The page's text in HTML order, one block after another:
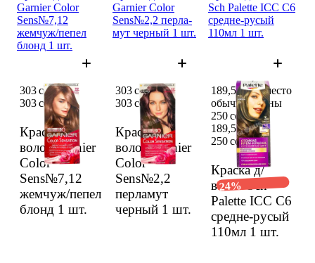
Garnier Color
Sens№7,12
жемчуж/пепел
блонд 1 шт.
Краска д/
волос Garnier
Color
Sens№7,12
жемчуж/пепел
блонд 1 шт.
303 сом
303 сом
Garnier Color
Sens№2,2 перла­
мут черный 1 шт.
Краска д/
волос Garnier
Color
Sens№2,2
перла­мут
черный 1 шт.
303 сом
303 сом
Sch Palette ICC C6
средне-русый
110мл 1 шт.
Краска д/
волос Sch
Palette ICC C6
средне-русый
110мл 1 шт.
189,5 сом вместо
обычной цены
250 сом
189,5 сом
250 сом
24%